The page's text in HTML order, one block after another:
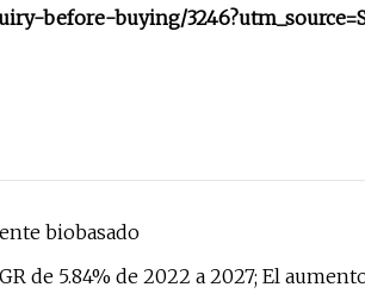
before-buying/
biobasado
de 5.84% de 2022 a 2027; El